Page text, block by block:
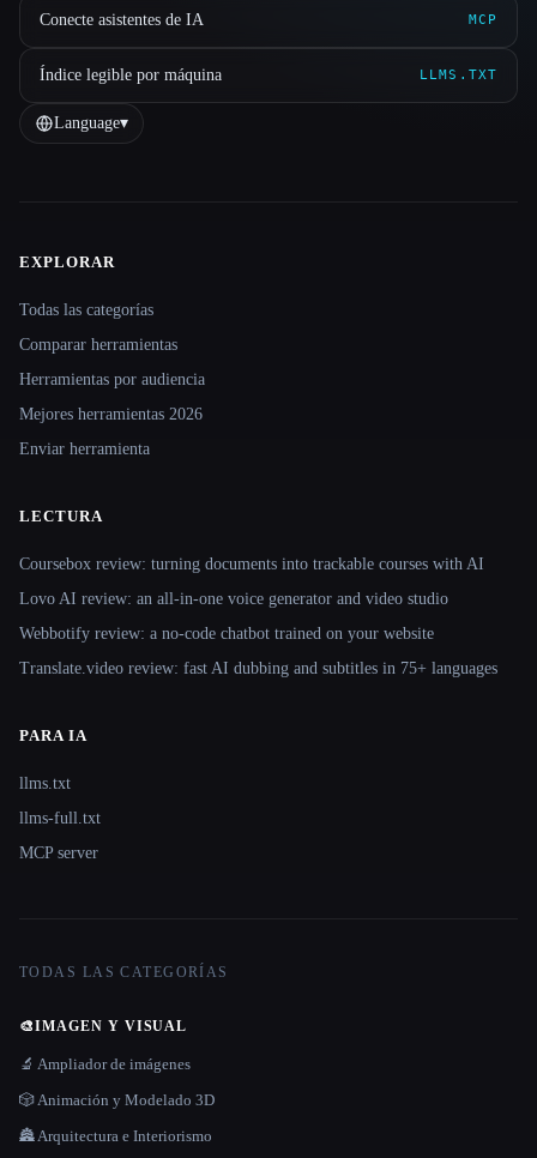
Conecte asistentes de IA MCP
Índice legible por máquina LLMS.TXT
Language▾
Site navigation
EXPLORAR
Todas las categorías
Comparar herramientas
Herramientas por audiencia
Mejores herramientas 2026
Enviar herramienta
LECTURA
Coursebox review: turning documents into trackable courses with AI
Lovo AI review: an all-in-one voice generator and video studio
Webbotify review: a no-code chatbot trained on your website
Translate.video review: fast AI dubbing and subtitles in 75+ languages
PARA IA
llms.txt
llms-full.txt
MCP server
TODAS LAS CATEGORÍAS
🎨IMAGEN Y VISUAL
🔬 Ampliador de imágenes
🎲 Animación y Modelado 3D
🏯 Arquitectura e Interiorismo